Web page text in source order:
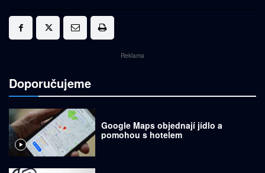
Reklama
Doporučujeme
Google Maps objednají jídlo a
pomohou s hotelem